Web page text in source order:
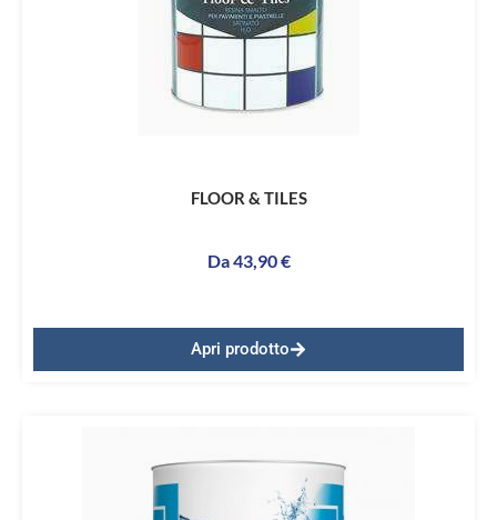
FLOOR & TILES
Da43,90€
Apri prodotto